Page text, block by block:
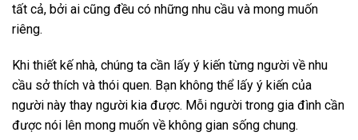
tất cả, bởi ai cũng đều có những nhu cầu và mong muốn
riêng.
Khi thiết kế nhà, chúng ta cần lấy ý kiến từng người về nhu
cầu sở thích và thói quen. Bạn không thể lấy ý kiến của
người này thay người kia được. Mỗi người trong gia đình cần
được nói lên mong muốn về không gian sống chung.